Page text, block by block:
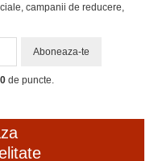
campanii de reducere,
Aboneaza-te
de puncte.